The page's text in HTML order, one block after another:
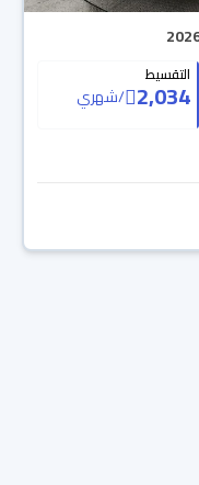
التقسيط
2,034
/شهري